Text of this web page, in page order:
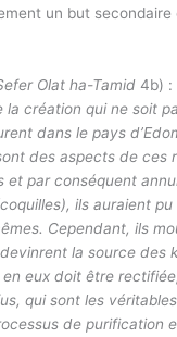
un but secondaire
Olat ha-Tamid 4b) :
la création qui ne soit
dans le pays
des aspects de ces
et par conséquent
ils auraient
Cependant, ils
la source des
eux doit être
qui sont les
de purification